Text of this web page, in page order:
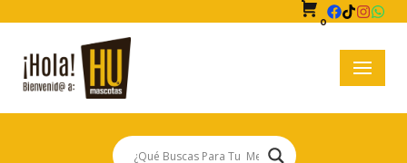
Saltar
al
contenido
0